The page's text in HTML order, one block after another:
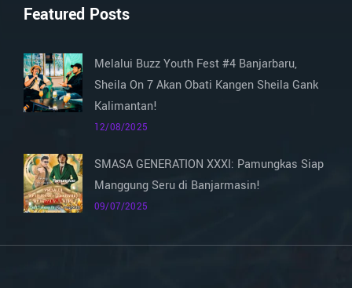
Featured Posts
Melalui Buzz Youth Fest #4 Banjarbaru,
Sheila On 7 Akan Obati Kangen Sheila Gank
Kalimantan!
12/08/2025
SMASA GENERATION XXXI: Pamungkas Siap
Manggung Seru di Banjarmasin!
09/07/2025